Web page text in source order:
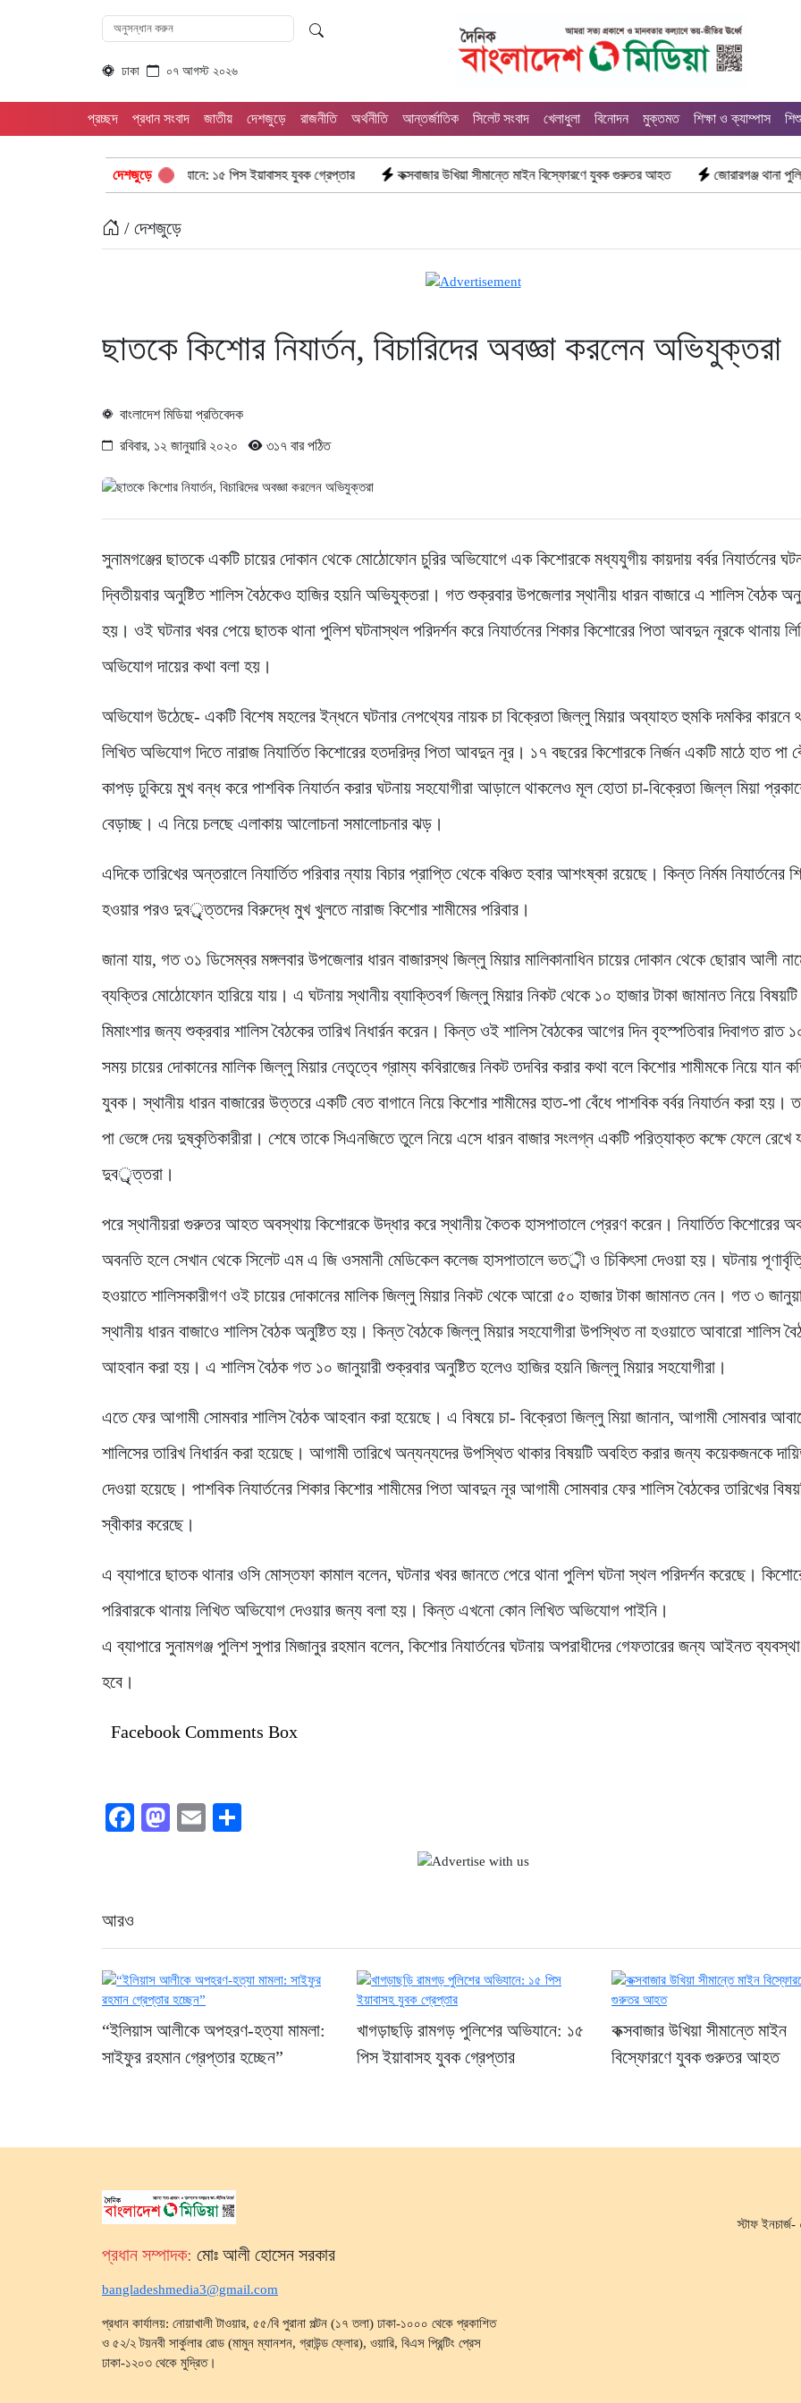
ঢাকা ০৭ আগস্ট ২০২৬
প্রচ্ছদ প্রধান সংবাদ জাতীয় দেশজুড়ে রাজনীতি অর্থনীতি আন্তর্জাতিক সিলেট সংবাদ খেলাধুলা বিনোদন মুক্তমত শিক্ষা ও ক্যাম্পাস
দেশজুড়ে
রামগড় পুলিশের অভিযানে: ১৫ পিস ইয়াবাসহ যুবক গ্রেপ্তার কক্সবাজার উখিয়া সীমান্তে মাইন বিস্ফোরণে যুবক গুরুতর আহত জোরারগঞ্জ থানা পুলিশের বিশেষ
/ দেশজুড়ে
ছাতকে কিশোর নিযার্তন, বিচারিদের অবজ্ঞা করলেন অভিযুক্তরা
বাংলাদেশ মিডিয়া প্রতিবেদক
রবিবার, ১২ জানুয়ারি ২০২০ ৩১৭ বার পঠিত
সুনামগঞ্জের ছাতকে একটি চায়ের দোকান থেকে মোঠোফোন চুরির অভিযোগে এক কিশোরকে মধ্যযুগীয় কায়দায় বর্বর নিযার্তনের
দ্বিতীয়বার অনুষ্টিত শালিস বৈঠকেও হাজির হয়নি অভিযুক্তরা। গত শুক্রবার উপজেলার স্থানীয় ধারন বাজারে এ শালিস বৈঠক
হয়। ওই ঘটনার খবর পেয়ে ছাতক থানা পুলিশ ঘটনাস্থল পরিদর্শন করে নিযার্তনের শিকার কিশোরের পিতা আবদুন নূরকে থানায়
অভিযোগ দায়ের কথা বলা হয়।
অভিযোগ উঠেছে- একটি বিশেষ মহলের ইন্ধনে ঘটনার নেপথ্যের নায়ক চা বিক্রেতা জিল্লু মিয়ার অব্যাহত হুমকি দমকির কারনে
লিখিত অভিযোগ দিতে নারাজ নিযার্তিত কিশোরের হতদরিদ্র পিতা আবদুন নূর। ১৭ বছরের কিশোরকে নির্জন একটি মাঠে হাত পা
কাপড় ঢুকিয়ে মুখ বন্ধ করে পাশবিক নিযার্তন করার ঘটনায় সহযোগীরা আড়ালে থাকলেও মূল হোতা চা-বিক্রেতা জিল্ল মিয়া
বেড়াচ্ছ। এ নিয়ে চলছে এলাকায় আলোচনা সমালোচনার ঝড়।
এদিকে তারিখের অন্তরালে নিযার্তিত পরিবার ন্যায় বিচার প্রাপ্তি থেকে বঞ্চিত হবার আশংষ্কা রয়েছে। কিন্ত নির্মম নিযার্তনের
হওয়ার পরও দুবর্ৃত্তদের বিরুদ্ধে মুখ খুলতে নারাজ কিশোর শামীমের পরিবার।
জানা যায়, গত ৩১ ডিসেম্বর মঙ্গলবার উপজেলার ধারন বাজারস্থ জিল্লু মিয়ার মালিকানাধিন চায়ের দোকান থেকে ছোরাব আলী
ব্যক্তির মোঠোফোন হারিয়ে যায়। এ ঘটনায় স্থানীয় ব্যাক্তিবর্গ জিল্লু মিয়ার নিকট থেকে ১০ হাজার টাকা জামানত নিয়ে
মিমাংশার জন্য শুক্রবার শালিস বৈঠকের তারিখ নিধার্রন করেন। কিন্ত ওই শালিস বৈঠকের আগের দিন বৃহস্পতিবার দিবাগত রাত
সময় চায়ের দোকানের মালিক জিল্লু মিয়ার নেতৃত্বে গ্রাম্য কবিরাজের নিকট তদবির করার কথা বলে কিশোর শামীমকে নিয়ে যান
যুবক। স্থানীয় ধারন বাজারের উত্তরে একটি বেত বাগানে নিয়ে কিশোর শামীমের হাত-পা বেঁধে পাশবিক বর্বর নিযার্তন করা হয়।
পা ভেঙ্গে দেয় দুষ্কৃতিকারীরা। শেষে তাকে সিএনজিতে তুলে নিয়ে এসে ধারন বাজার সংলগ্ন একটি পরিত্যাক্ত কক্ষে ফেলে রেখে
দুবর্ৃত্তরা।
পরে স্থানীয়রা গুরুতর আহত অবস্থায় কিশোরকে উদ্ধার করে স্থানীয় কৈতক হাসপাতালে প্রেরণ করেন। নিযার্তিত কিশোরের
অবনতি হলে সেখান থেকে সিলেট এম এ জি ওসমানী মেডিকেল কলেজ হাসপাতালে ভতর্ী ও চিকিৎসা দেওয়া হয়। ঘটনায়
হওয়াতে শালিসকারীগণ ওই চায়ের দোকানের মালিক জিল্লু মিয়ার নিকট থেকে আরো ৫০ হাজার টাকা জামানত নেন। গত ৩
স্থানীয় ধারন বাজাওে শালিস বৈঠক অনুষ্টিত হয়। কিন্ত বৈঠকে জিল্লু মিয়ার সহযোগীরা উপস্থিত না হওয়াতে আবারো শালিস
আহবান করা হয়। এ শালিস বৈঠক গত ১০ জানুয়ারী শুক্রবার অনুষ্টিত হলেও হাজির হয়নি জিল্লু মিয়ার সহযোগীরা।
এতে ফের আগামী সোমবার শালিস বৈঠক আহবান করা হয়েছে। এ বিষয়ে চা- বিক্রেতা জিল্লু মিয়া জানান, আগামী সোমবার
শালিসের তারিখ নিধার্রন করা হয়েছে। আগামী তারিখে অন্যন্যদের উপস্থিত থাকার বিষয়টি অবহিত করার জন্য কয়েকজনকে
দেওয়া হয়েছে। পাশবিক নিযার্তনের শিকার কিশোর শামীমের পিতা আবদুন নূর আগামী সোমবার ফের শালিস বৈঠকের তারিখের
স্বীকার করেছে।
এ ব্যাপারে ছাতক থানার ওসি মোস্তফা কামাল বলেন, ঘটনার খবর জানতে পেরে থানা পুলিশ ঘটনা স্থল পরিদর্শন করেছে।
পরিবারকে থানায় লিখিত অভিযোগ দেওয়ার জন্য বলা হয়। কিন্ত এখনো কোন লিখিত অভিযোগ পাইনি।
এ ব্যাপারে সুনামগঞ্জ পুলিশ সুপার মিজানুর রহমান বলেন, কিশোর নিযার্তনের ঘটনায় অপরাধীদের গেফতারের জন্য আইনত
হবে।
Facebook Comments Box
Facebook
Mastodon
Email
আরও
“ইলিয়াস আলীকে অপহরণ-হত্যা মামলা:
সাইফুর রহমান গ্রেপ্তার হচ্ছেন”
খাগড়াছড়ি রামগড় পুলিশের অভিযানে: ১৫
পিস ইয়াবাসহ যুবক গ্রেপ্তার
কক্সবাজার উখিয়া সীমান্তে মাইন
বিস্ফোরণে যুবক গুরুতর আহত
প্রধান সম্পাদক: মোঃ আলী হোসেন সরকার
bangladeshmedia3@gmail.com
প্রধান কার্যালয়: নোয়াখালী টাওয়ার, ৫৫/বি পুরানা পল্টন (১৭ তলা) ঢাকা-১০০০ থেকে প্রকাশিত
ও ৫২/২ টয়নবী সার্কুলার রোড (মামুন ম্যানশন, গ্রাউন্ড ফ্লোর), ওয়ারি, বিএস প্রিন্টিং প্রেস
ঢাকা-১২০৩ থেকে মুদ্রিত।
স্টাফ